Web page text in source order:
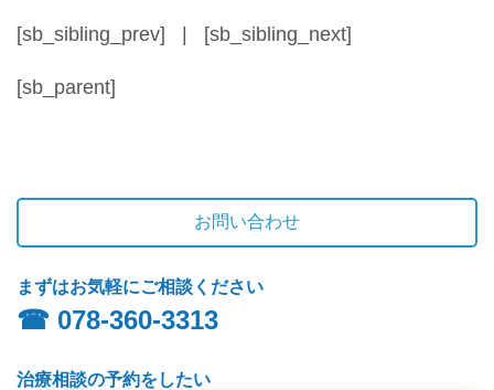
[sb_sibling_prev] | [sb_sibling_next]
[sb_parent]
お問い合わせ
まずはお気軽にご相談ください
☎︎ 078-360-3313
治療相談の予約をしたい